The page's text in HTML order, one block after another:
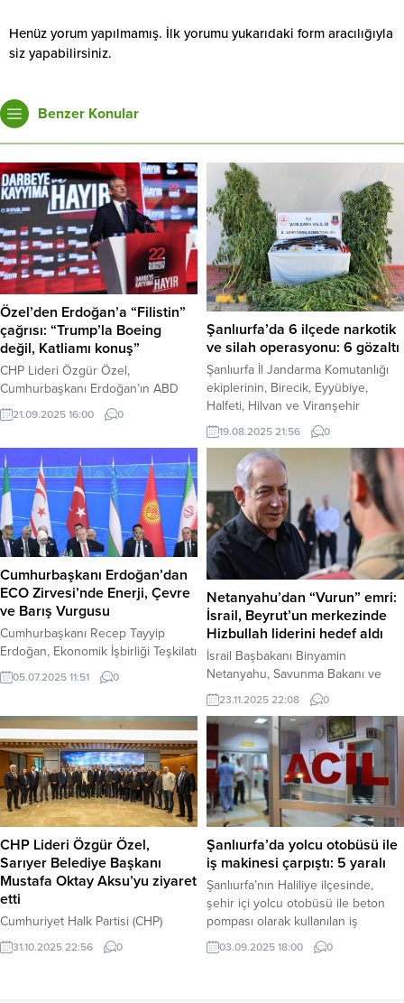
Henüz yorum yapılmamış. İlk yorumu yukarıdaki form aracılığıyla
siz yapabilirsiniz.
Benzer Konular
Özel’den Erdoğan’a “Filistin”
çağrısı: “Trump’la Boeing
değil, Katliamı konuş”
CHP Lideri Özgür Özel,
Cumhurbaşkanı Erdoğan’ın ABD
Başkanı Donald Trump ile yapacağı
görüşme öncesinde sert
yanına gidilecekse, ağız dolusu
Filistin meselesi konuşulmalı,
bunun kırmızı çizgimiz olduğu
haykırılmalıdır” dedi. Haber Merkezi
– Kurultay konuşmasında,
Erdoğan’ın Trump’tan randevu
alabilmek için oğlu Junior Trump ile
gizlice görüştüğünü ve “300
Boeing...
21.09.2025 16:00 0
Şanlıurfa’da 6 ilçede narkotik
ve silah operasyonu: 6 gözaltı
Şanlıurfa İl Jandarma Komutanlığı
ekiplerinin, Birecik, Eyyübiye,
Halfeti, Hilvan ve Viranşehir
ilçelerinde “Narkotik Suçlarla
Mücadele” kapsamında düzenlediği
operasyonlarda çok sayıda
uyuşturucu madde ile ruhsatsız
silahlar ele geçirildi.
Operasyonlarda 6 şüpheli gözaltına
alındı. Şanlıurfa – Şanlıurfa İl
Jandarma Komutanlığı, bölgede
uyuşturucu ve yasa dışı
operasyonlara bir yenisini daha...
19.08.2025 21:56 0
Cumhurbaşkanı Erdoğan’dan
ECO Zirvesi’nde Enerji, Çevre
ve Barış Vurgusu
Cumhurbaşkanı Recep Tayyip
Erdoğan, Ekonomik İşbirliği Teşkilatı
17. Zirvesi’nde yaptığı konuşmada,
Ulusal Enerji Verimliliği Eylem Planı
azaltımının hedeflendiğini belirtti.
Sıfır Atık Projesi’nin iklim
değişikliğiyle mücadeleye katkı
sağladığını vurgulayan Erdoğan,
İsrail’in saldırgan politikalarına karşı
Filistin davasına destek
verdiklerinin altını çizdi.
Cumhurbaşkanı Recep Tayyip
Erdoğan, Azerbaycan’ın Hankendi...
05.07.2025 11:51 0
Netanyahu’dan “Vurun” emri:
İsrail, Beyrut’un merkezinde
Hizbullah liderini hedef aldı
İsrail Başbakanı Binyamin
Netanyahu, Savunma Bakanı ve
Genelkurmay Başkanı’nın tavsiyesi
üzerine Beyrut’un kalbinde kritik
bir operasyon emri verdi.
Başbakanlık Ofisi, saldırının
doğrudan Hizbullah Genel
Sekreteri’ni hedef aldığını duyurdu.
Haber Merkezi– Orta Doğu’da
gerilim tırmanırken İsrail
Başbakanlık Ofisi’nden son dakika
açıklaması geldi. Başbakan
Binyamin Netanyahu’nun, güvenlik
kurmaylarıyla yaptığı
değerlendirmenin ardından
Beyrut’un...
23.11.2025 22:08 0
CHP Lideri Özgür Özel,
Sarıyer Belediye Başkanı
Mustafa Oktay Aksu’yu ziyaret
etti
Cumhuriyet Halk Partisi (CHP)
Genel Başkanı Özgür Özel,
İstanbul programı kapsamında
31.10.2025 22:56 0
Şanlıurfa’da yolcu otobüsü ile
iş makinesi çarpıştı: 5 yaralı
Şanlıurfa’nın Haliliye ilçesinde,
şehir içi yolcu otobüsü ile beton
pompası olarak kullanılan iş
makinesinin çarpışması sonucu
meydana gelen kazada, otobüste
03.09.2025 18:00 0